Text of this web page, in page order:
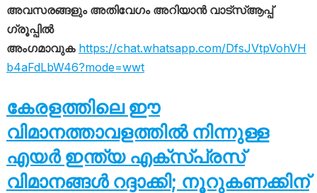
അവസരങ്ങളും അതിവേഗം അറിയാൻ വാട്സ്ആപ്പ്
ഗ്രൂപ്പിൽ
അംഗമാവുക https://chat.whatsapp.com/DfsJVtpVohVH
b4aFdLbW46?mode=wwt
കേരളത്തിലെ ഈ
വിമാനത്താവളത്തിൽ നിന്നുള്ള
എയർ ഇന്ത്യ എക്സ്പ്രസ്
വിമാനങ്ങൾ റദ്ദാക്കി; നൂറുകണക്കിന്